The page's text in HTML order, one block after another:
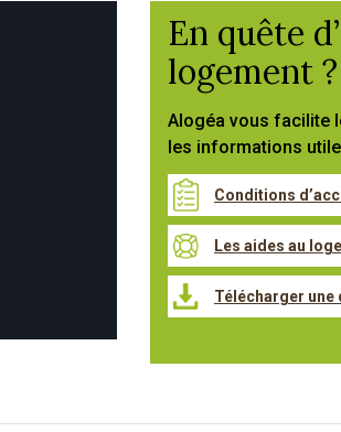
En quête
logement ?
Alogéa vous facilite
les informations
Conditions
Les aides au
Télécharger une